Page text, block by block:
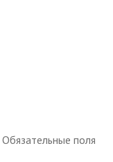
Обязательные поля